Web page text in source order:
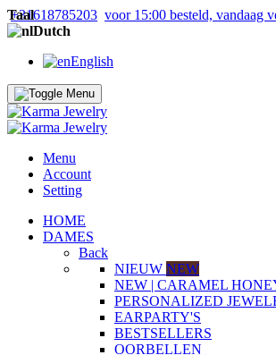
+31618785203 voor 15:00 besteld, vandaag
Taal
Dutch
English
Menu
Account
Setting
HOME
DAMES
Back
NIEUW NEW
NEW | CARAMEL
PERSONALIZED
EARPARTY'S
BESTSELLERS
OORBELLEN